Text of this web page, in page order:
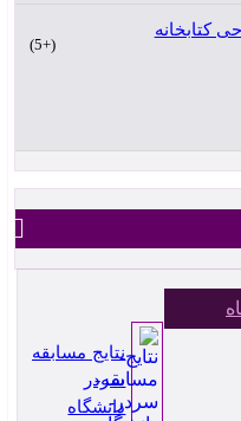
کتابخانه
+5
نتایج مسابقه
سردر
دانشگاه